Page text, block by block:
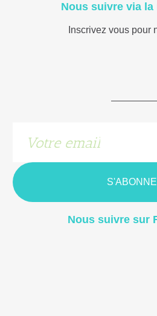
Nous suivre via la
Inscrivez vous pour
Nous suivre sur